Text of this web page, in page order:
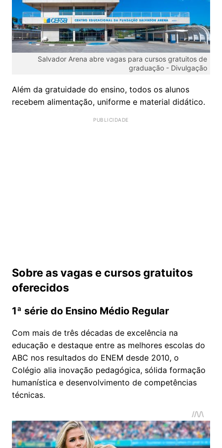
Salvador Arena abre vagas para cursos gratuitos de
graduação - Divulgação
Além da gratuidade do ensino, todos os alunos
recebem alimentação, uniforme e material didático.
Sobre as vagas e cursos gratuitos
oferecidos
1ª série do Ensino Médio Regular
Com mais de três décadas de excelência na
educação e destaque entre as melhores escolas do
ABC nos resultados do ENEM desde 2010, o
Colégio alia inovação pedagógica, sólida formação
humanística e desenvolvimento de competências
técnicas.